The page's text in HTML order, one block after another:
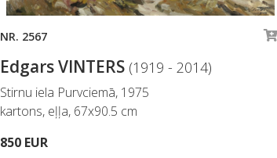
NR. 2567
Edgars VINTERS (1919 - 2014)
Stirnu iela Purvciemā, 1975
kartons, eļļa, 67x90.5 cm
850 EUR